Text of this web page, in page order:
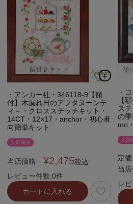
・アンカー社・346118-9【額
付】木漏れ日のアフタヌーンテ
ィ－・クロスステッチキット・
14CT・12×17・anchor・初心者
向簡単キット
人気商品
当店価格 ¥2,475税込
レビュー件数:0件
カートに入れる
・
【
ス
の
mo
人気
定価
当
レ